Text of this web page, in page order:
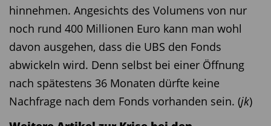
hinnehmen. Angesichts des Volumens von nur
noch rund 400 Millionen Euro kann man wohl
davon ausgehen, dass die UBS den Fonds
abwickeln wird. Denn selbst bei einer Öffnung
nach spätestens 36 Monaten dürfte keine
Nachfrage nach dem Fonds vorhanden sein. (jk)